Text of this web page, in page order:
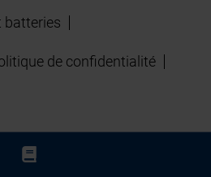
batteries
de confidentialité